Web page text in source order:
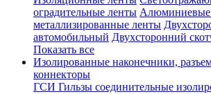
оградительные ленты
металлизированные ленты
автомобильный Двухсторонний
Показать все
Изолированные наконечники,
коннекторы
ГСИ Гильзы соединительные